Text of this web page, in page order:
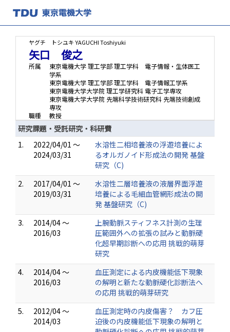
ヤグチ トシユキ YAGUCHI Toshiyuki
矢口 俊之
所属
東京電機大学 理工学部 理工学科 電子情報・生体医工
学系
東京電機大学 理工学部 理工学科 電子情報工学系
東京電機大学大学院 理工学研究科 電子工学専攻
東京電機大学大学院 先端科学技術研究科 先端技術創成
専攻
職種
教授
研究課題・受託研究・科研費
1.
2022/04/01 ～
2024/03/31
水溶性二相培養液の浮遊培養によ
るオルガノイド形成法の開発 基盤
研究（C)
2.
2017/04/01 ～
2019/03/31
水溶性二層培養液の液層界面浮遊
培養による毛細血管網形成法の開
発 基盤研究（C)
3.
2014/04 ～
2016/03
上腕動脈スティフネス計測の生理
圧範囲外への拡張の試みと動脈硬
化超早期診断への応用 挑戦的萌芽
研究
4.
2014/04 ～
2016/03
血圧測定による内皮機能低下現象
の解明と新たな動脈硬化診断法へ
の応用 挑戦的萌芽研究
5.
2012/04 ～
2014/03
血圧測定時の内皮傷害？ カフ圧
迫後の内皮機能低下現象の解明と